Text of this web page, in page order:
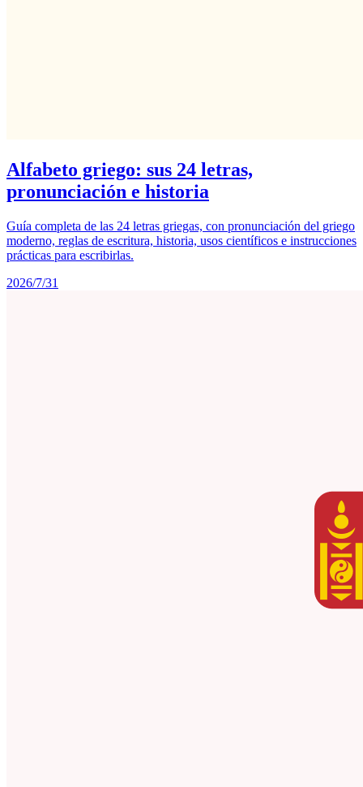
Alfabeto griego: sus 24 letras,
pronunciación e historia
Guía completa de las 24 letras griegas, con pronunciación del griego
moderno, reglas de escritura, historia, usos científicos e instrucciones
prácticas para escribirlas.
2026/7/31